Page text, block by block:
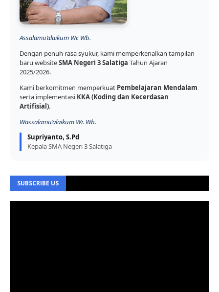
Assalamu’alaikum Wr. Wb.
Dengan penuh rasa syukur, kami memperkenalkan tampilan
baru websiteSMA Negeri 3 Salatiga Tahun Ajaran
2025/2026.
Kami berkomitmen memperkuat Pembelajaran Mendalam
serta implementasi KKA (Koding dan Kecerdasan
Artifisial).
Wassalamu’alaikum Wr. Wb.
Supriyanto, S.Pd
Kepala SMA Negeri 3 Salatiga
SUBSCRIBE US